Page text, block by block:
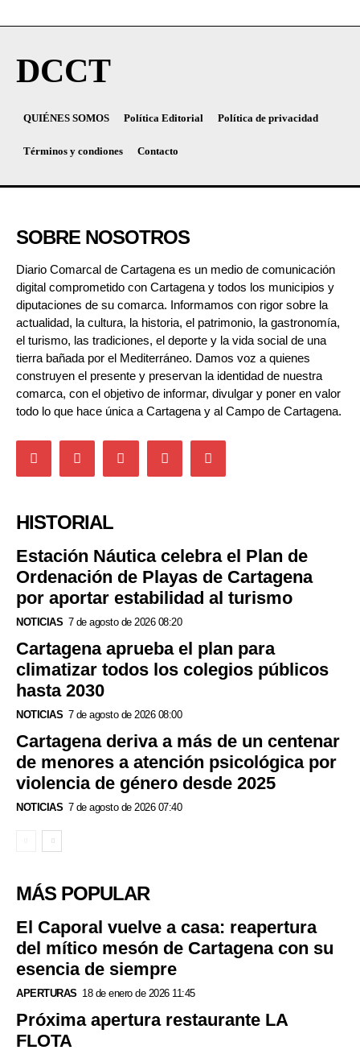
DCCT
QUIÉNES SOMOS Política Editorial Política de privacidad
Términos y condiones Contacto
SOBRE NOSOTROS
Diario Comarcal de Cartagena es un medio de comunicación
digital comprometido con Cartagena y todos los municipios y
diputaciones de su comarca. Informamos con rigor sobre la
actualidad, la cultura, la historia, el patrimonio, la gastronomía,
el turismo, las tradiciones, el deporte y la vida social de una
tierra bañada por el Mediterráneo. Damos voz a quienes
construyen el presente y preservan la identidad de nuestra
comarca, con el objetivo de informar, divulgar y poner en valor
todo lo que hace única a Cartagena y al Campo de Cartagena.
HISTORIAL
Estación Náutica celebra el Plan de
Ordenación de Playas de Cartagena
por aportar estabilidad al turismo
NOTICIAS 7 de agosto de 2026 08:20
Cartagena aprueba el plan para
climatizar todos los colegios públicos
hasta 2030
NOTICIAS 7 de agosto de 2026 08:00
Cartagena deriva a más de un centenar
de menores a atención psicológica por
violencia de género desde 2025
NOTICIAS 7 de agosto de 2026 07:40
MÁS POPULAR
El Caporal vuelve a casa: reapertura
del mítico mesón de Cartagena con su
esencia de siempre
APERTURAS 18 de enero de 2026 11:45
Próxima apertura restaurante LA
FLOTA